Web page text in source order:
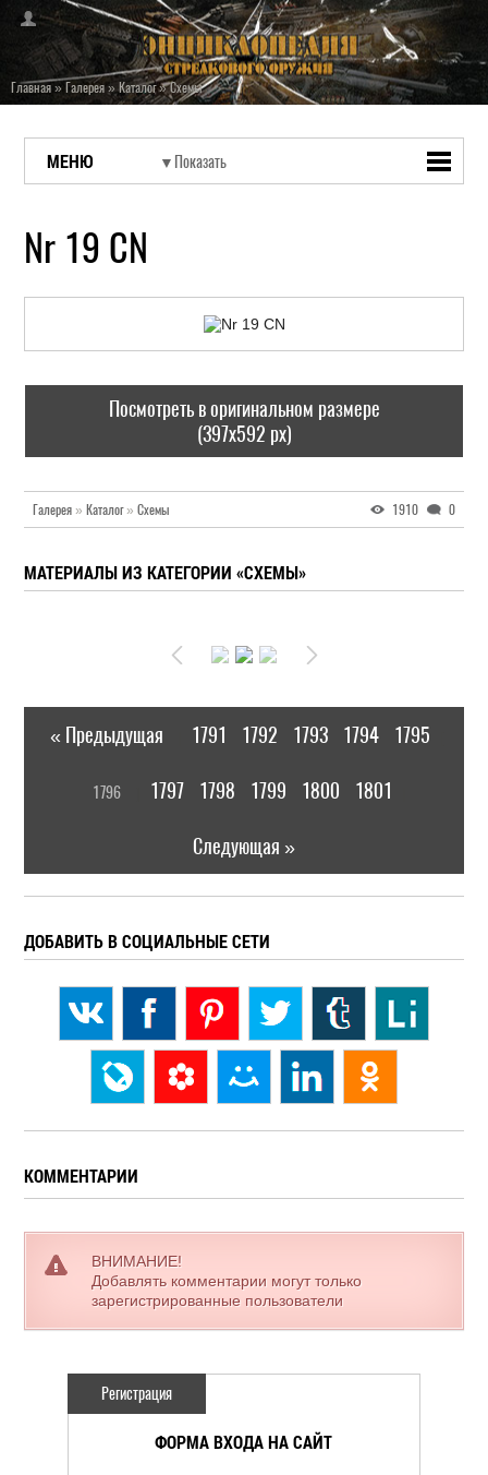
Главная»Галерея»Каталог»Схемы
МЕНЮ
Nr 19 CN
Посмотреть в оригинальном размере
(397x592 px)
Галерея » Каталог» Схемы 1910 0
МАТЕРИАЛЫ ИЗ КАТЕГОРИИ «СХЕМЫ»
« Предыдущая 1791 1792 1793 1794 1795
1796 1797 1798 1799 1800 1801
Следующая »
ДОБАВИТЬ В СОЦИАЛЬНЫЕ СЕТИ
КОММЕНТАРИИ
ВНИМАНИЕ!
Добавлять комментарии могут только
зарегистрированные пользователи
Регистрация
ФОРМА ВХОДА НА САЙТ